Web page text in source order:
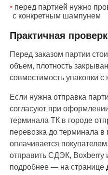
перед партией нужно
с конкретным шампунем
Практичная
Перед заказом партии
объем, плотность
совместимость упаковки
Если нужна отправка
согласуют при
терминала ТК в городе
перевозка до терминала в
оплачивается
отправить СДЭК, Boxberry
подробнее — на странице